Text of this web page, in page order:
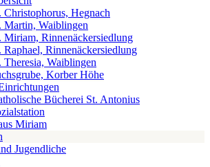
Christophorus, Hegnach
Martin, Waiblingen
Miriam, Rinnenäckersiedlung
Raphael, Rinnenäckersiedlung
Theresia, Waiblingen
Korber Höhe
Bücherei St. Antonius
Miriam
Jugendliche